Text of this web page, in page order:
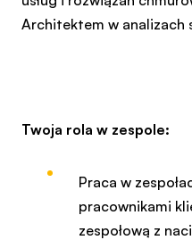
Architektem w analizach
Twoja rola w zespole:
Praca w
pracownikami
zespołową z